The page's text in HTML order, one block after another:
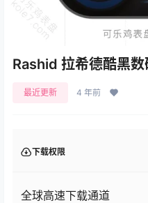
Rashid 拉希德酷黑
最近更新 4 年前
下载权限
全球高速下载通道